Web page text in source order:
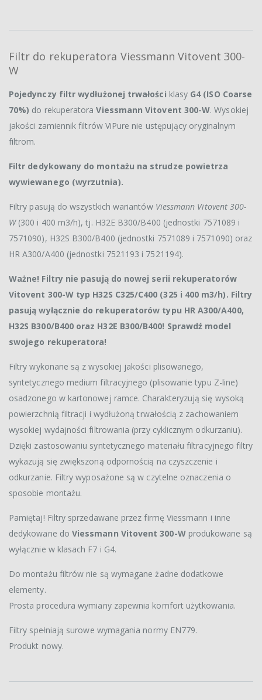
Filtr do rekuperatora Viessmann Vitovent 300-
W
Pojedynczy filtr wydłużonej trwałości klasy G4 (ISO Coarse
70%) do rekuperatoraViessmann Vitovent 300-W. Wysokiej
jakości zamiennik filtrów ViPure nie ustępujący oryginalnym
filtrom.
Filtr dedykowany do montażu na strudze powietrza
wywiewanego (wyrzutnia).
Filtry pasują do wszystkich wariantów Viessmann Vitovent 300-
W(300 i 400 m3/h), tj. H32E B300/B400 (jednostki 7571089 i
7571090), H32S B300/B400 (jednostki 7571089 i 7571090) oraz
HR A300/A400 (jednostki 7521193 i 7521194).
Ważne! Filtry nie pasują do nowej serii rekuperatorów
Vitovent 300-W typ H32S C325/C400 (325 i 400 m3/h). Filtry
pasują wyłącznie do rekuperatorów typu HR A300/A400,
H32S B300/B400 oraz H32E B300/B400! Sprawdź model
swojego rekuperatora!
Filtry wykonane są z wysokiej jakości plisowanego,
syntetycznego medium filtracyjnego (plisowanie typu Z-line)
osadzonego w kartonowej ramce. Charakteryzują się wysoką
powierzchnią filtracji i wydłużoną trwałością z zachowaniem
wysokiej wydajności filtrowania (przy cyklicznym odkurzaniu).
Dzięki zastosowaniu syntetycznego materiału filtracyjnego filtry
wykazują się zwiększoną odpornością na czyszczenie i
odkurzanie. Filtry wyposażone są w czytelne oznaczenia o
sposobie montażu.
Pamiętaj! Filtry sprzedawane przez firmę Viessmann i inne
dedykowane do Viessmann Vitovent 300-Wprodukowane są
wyłącznie w klasach F7 i G4.
Do montażu filtrów nie są wymagane żadne dodatkowe
elementy.
Prosta procedura wymiany zapewnia komfort użytkowania.
Filtry spełniają surowe wymagania normy EN779.
Produkt nowy.